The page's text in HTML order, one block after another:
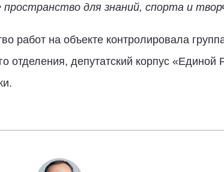
для знаний, спорта и
работ на объекте контролировала
отделения, депутатский корпус